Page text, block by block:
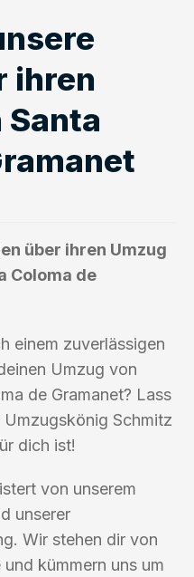
ihren
Santa
über ihren Umzug
Coloma de
einem zuverlässigen
Umzug von
de Gramanet? Lass
Schmitz
dich ist!
von unserem
unserer
Wir stehen dir von
kümmern uns um